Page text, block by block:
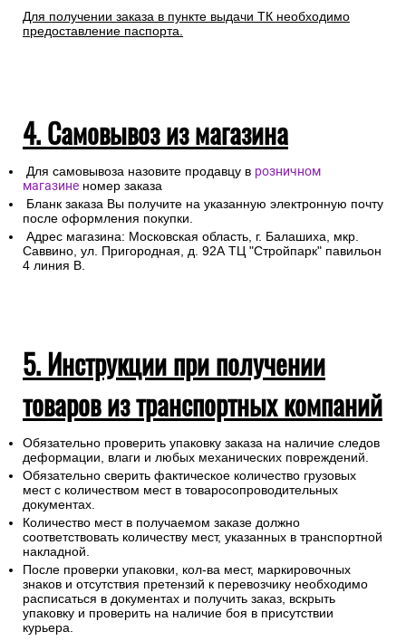
Для получении заказа в пункте выдачи ТК необходимо
предоставление паспорта.
4. Самовывоз из магазина
Для самовывоза назовите продавцу в розничном
магазине номер заказа
Бланк заказа Вы получите на указанную электронную почту
после оформления покупки.
Адрес магазина: Московская область, г. Балашиха, мкр.
Саввино, ул. Пригородная, д. 92А ТЦ "Стройпарк" павильон
4 линия В.
5. Инструкции при получении
товаров из транспортных компаний
Обязательно проверить упаковку заказа на наличие следов
деформации, влаги и любых механических повреждений.
Обязательно сверить фактическое количество грузовых
мест с количеством мест в товаросопроводительных
документах.
Количество мест в получаемом заказе должно
соответствовать количеству мест, указанных в транспортной
накладной.
После проверки упаковки, кол-ва мест, маркировочных
знаков и отсутствия претензий к перевозчику необходимо
расписаться в документах и получить заказ, вскрыть
упаковку и проверить на наличие боя в присутствии
курьера.